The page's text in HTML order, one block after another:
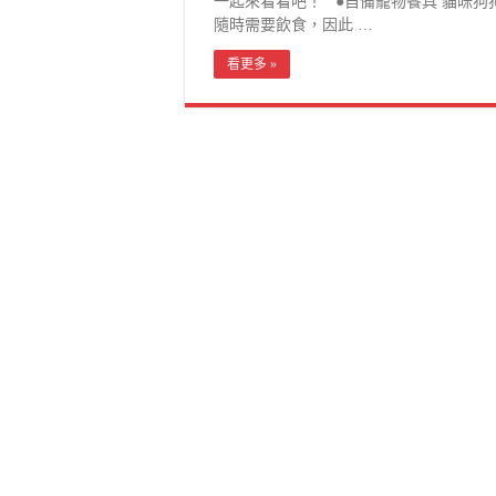
隨時需要飲食，因此 …
看更多 »